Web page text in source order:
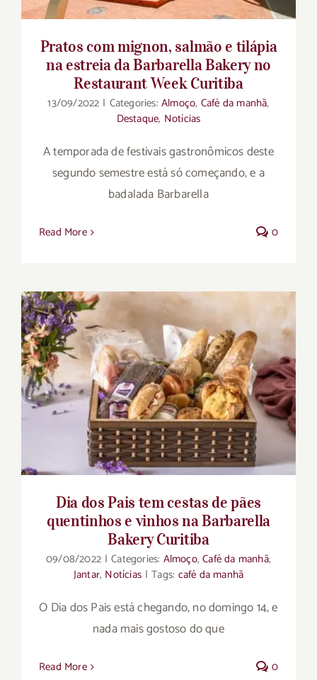
Pratos com mignon, salmão e tilápia
na estreia da Barbarella Bakery no
Restaurant Week Curitiba
13/09/2022 | Categories:Almoço, Café da manhã,
Destaque, Notícias
A temporada de festivais gastronômicos deste
segundo semestre está só começando, e a
badalada Barbarella
Read More 0
Dia dos Pais tem cestas de pães
quentinhos e vinhos na Barbarella
Bakery Curitiba
09/08/2022 | Categories: Almoço,Café da manhã,
Jantar, Notícias | Tags: café da manhã
O Dia dos Pais está chegando, no domingo 14, e
nada mais gostoso do que
Read More 0